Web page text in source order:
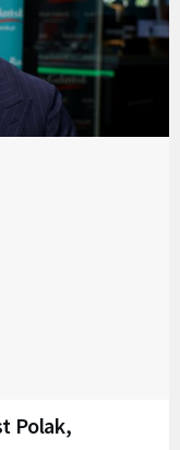
Polak,